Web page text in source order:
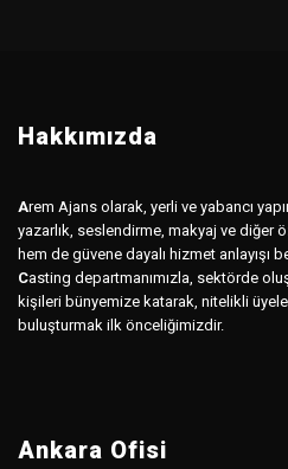
Hakkımızda
Arem Ajans olarak, yerli ve yabancı
yazarlık, seslendirme, makyaj ve diğer
hem de güvene dayalı hizmet anlayışı
Casting departmanımızla, sektörde
kişileri bünyemize katarak, nitelikli
buluşturmak ilk önceliğimizdir.
Ankara Ofisi